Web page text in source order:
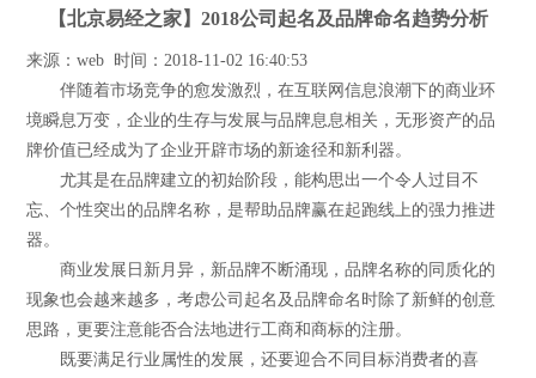
【北京易经之家】2018公司起名及品牌命名趋势分析
来源：web 时间：2018-11-02 16:40:53
伴随着市场竞争的愈发激烈，在互联网信息浪潮下的商业环
境瞬息万变，企业的生存与发展与品牌息息相关，无形资产的品
牌价值已经成为了企业开辟市场的新途径和新利器。
尤其是在品牌建立的初始阶段，能构思出一个令人过目不
忘、个性突出的品牌名称，是帮助品牌赢在起跑线上的强力推进
器。
商业发展日新月异，新品牌不断涌现，品牌名称的同质化的
现象也会越来越多，考虑公司起名及品牌命名时除了新鲜的创意
思路，更要注意能否合法地进行工商和商标的注册。
既要满足行业属性的发展，还要迎合不同目标消费者的喜